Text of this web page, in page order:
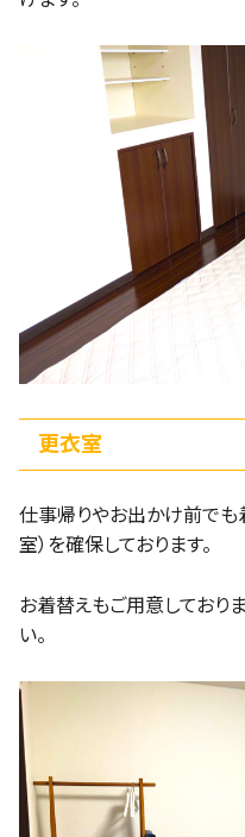
更衣室
仕事帰りやお出かけ前でも
室）を確保しております。
お着替えもご用意しており
い。